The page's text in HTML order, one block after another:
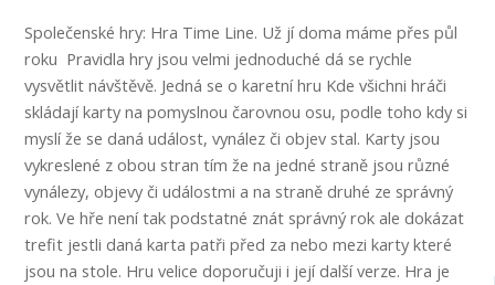
Společenské hry: Hra Time Line. Už jí doma máme přes půl
roku Pravidla hry jsou velmi jednoduché dá se rychle
vysvětlit návštěvě. Jedná se o karetní hru Kde všichni hráči
skládají karty na pomyslnou čarovnou osu, podle toho kdy si
myslí že se daná událost, vynález či objev stal. Karty jsou
vykreslené z obou stran tím že na jedné straně jsou různé
vynálezy, objevy či událostmi a na straně druhé ze správný
rok. Ve hře není tak podstatné znát správný rok ale dokázat
trefit jestli daná karta patři před za nebo mezi karty které
jsou na stole. Hru velice doporučuji i její další verze. Hra je